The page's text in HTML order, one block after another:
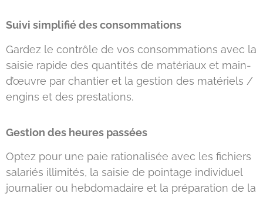
Suivi simplifié des consommations
Gardez le contrôle de vos consommations avec la
saisie rapide des quantités de matériaux et main-
d’œuvre par chantier et la gestion des matériels /
engins et des prestations.
Gestion des heures passées
Optez pour une paie rationalisée avec les fichiers
salariés illimités, la saisie de pointage individuel
journalier ou hebdomadaire et la préparation de la